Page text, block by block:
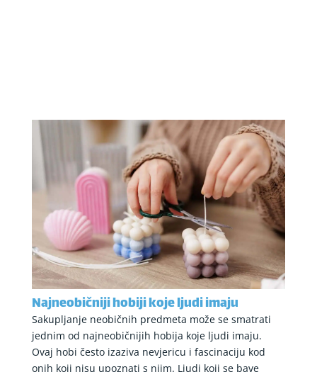
Najneobičniji hobiji koje ljudi imaju
Sakupljanje neobičnih predmeta može se smatrati
jednim od najneobičnijih hobija koje ljudi imaju.
Ovaj hobi često izaziva nevjericu i fascinaciju kod
onih koji nisu upoznati s njim. Ljudi koji se bave